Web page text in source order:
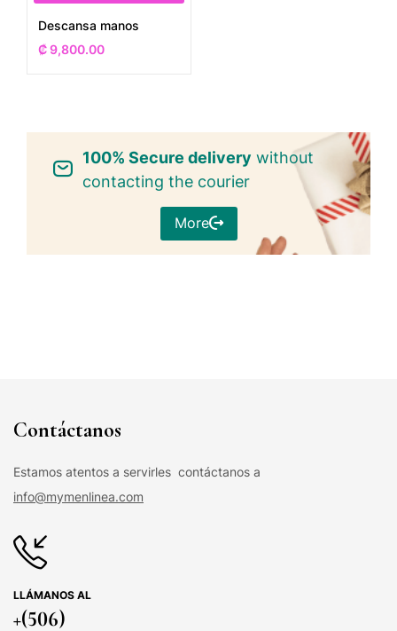
Descansa manos
₡9,800.00
100% Secure delivery without
contacting the courier
More
Contáctanos
Estamos atentos a servirles contáctanos a
info@mymenlinea.com
LLÁMANOS AL
+(506)